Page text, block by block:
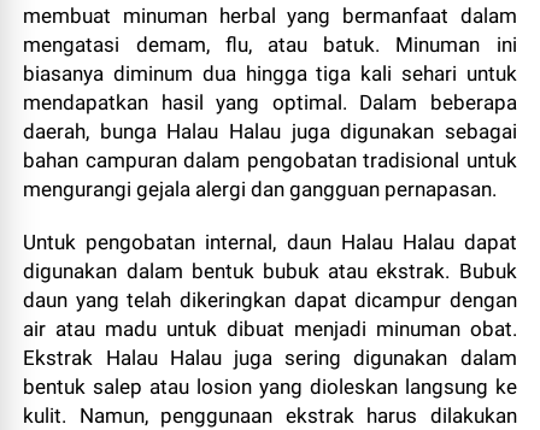
membuat minuman herbal yang bermanfaat dalam
mengatasi demam, flu, atau batuk. Minuman ini
biasanya diminum dua hingga tiga kali sehari untuk
mendapatkan hasil yang optimal. Dalam beberapa
daerah, bunga Halau Halau juga digunakan sebagai
bahan campuran dalam pengobatan tradisional untuk
mengurangi gejala alergi dan gangguan pernapasan.
Untuk pengobatan internal, daun Halau Halau dapat
digunakan dalam bentuk bubuk atau ekstrak. Bubuk
daun yang telah dikeringkan dapat dicampur dengan
air atau madu untuk dibuat menjadi minuman obat.
Ekstrak Halau Halau juga sering digunakan dalam
bentuk salep atau losion yang dioleskan langsung ke
kulit. Namun, penggunaan ekstrak harus dilakukan